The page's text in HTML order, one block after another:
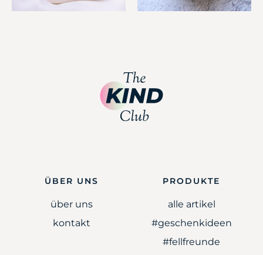
ÜBER UNS
über uns
kontakt
PRODUKTE
alle artikel
#geschenkideen
#fellfreunde